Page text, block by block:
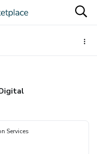
Services